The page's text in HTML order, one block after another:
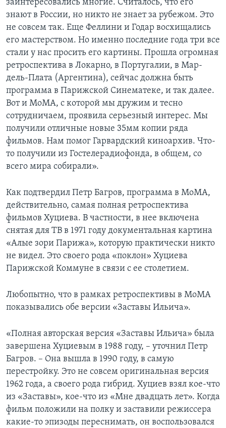
заинтересовались многие. Считалось, что его
знают в России, но никто не знает за рубежом. Это
не совсем так. Еще Феллини и Годар восхищались
его мастерством. Но именно последние года три все
стали у нас просить его картины. Прошла огромная
ретроспектива в Локарно, в Португалии, в Мар-
дель-Плата (Аргентина), сейчас должна быть
программа в Парижской Синематеке, и так далее.
Вот и MoMA, с которой мы дружим и тесно
сотрудничаем, проявила серьезный интерес. Мы
получили отличные новые 35мм копии ряда
фильмов. Нам помог Гарвардский киноархив. Что-
то получили из Гостелерадиофонда, в общем, со
всего мира собирали».
Как подтвердил Петр Багров, программа в MoMA,
действительно, самая полная ретроспектива
фильмов Хуциева. В частности, в нее включена
снятая для ТВ в 1971 году документальная картина
«Алые зори Парижа», которую практически никто
не видел. Это своего рода «поклон» Хуциева
Парижской Коммуне в связи с ее столетием.
Любопытно, что в рамках ретроспективы в MoMA
показывались обе версии «Заставы Ильича».
«Полная авторская версия «Заставы Ильича» была
завершена Хуциевым в 1988 году, – уточнил Петр
Багров. – Она вышла в 1990 году, в самую
перестройку. Это не совсем оригинальная версия
1962 года, а своего рода гибрид. Хуциев взял кое-что
из «Заставы», кое-что из «Мне двадцать лет». Когда
фильм положили на полку и заставили режиссера
какие-то эпизоды переснимать, он воспользовался